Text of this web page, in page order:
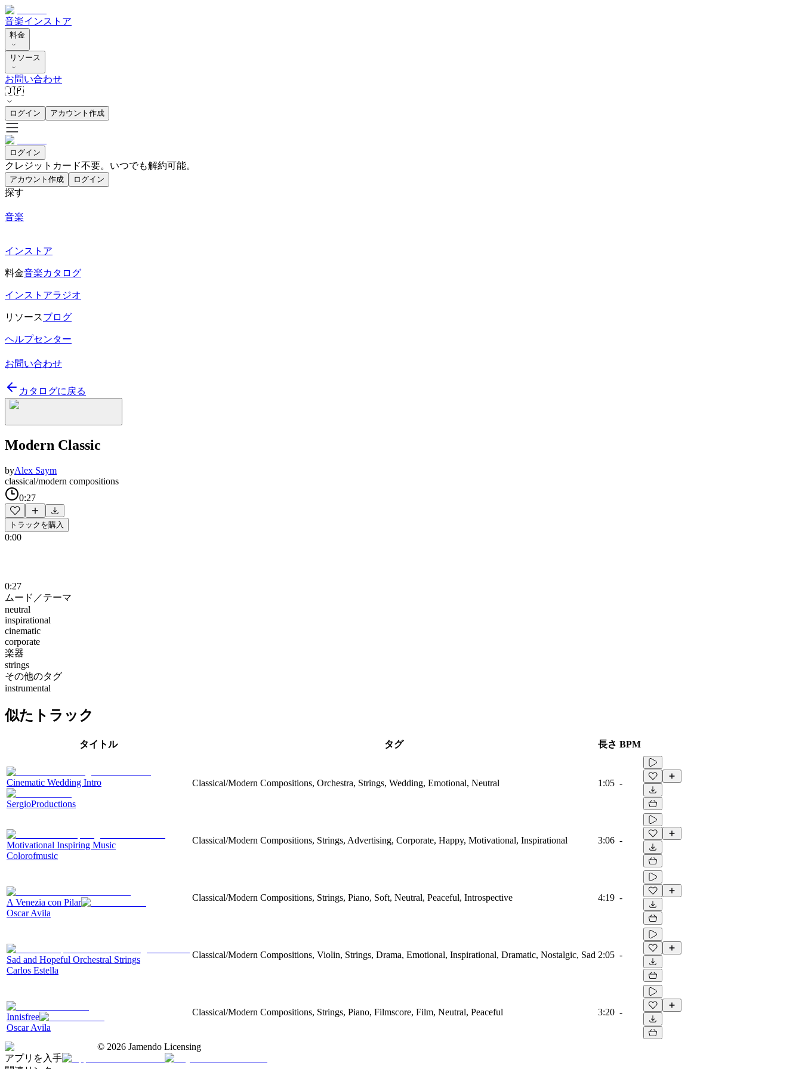
音楽インストア
料金
リソース
お問い合わせ
🇯🇵
ログイン アカウント作成
ログイン
クレジットカード不要。いつでも解約可能。
アカウント作成 ログイン
探す
音楽
インストア
料金音楽カタログ
インストアラジオ
リソースブログ
ヘルプセンター
お問い合わせ
カタログに戻る
Modern Classic
byAlex Saym
classical/modern compositions
0:27
トラックを購入
0:00
0:27
ムード／テーマ
neutral
inspirational
cinematic
corporate
楽器
strings
その他のタグ
instrumental
似たトラック
タイトル タグ 長さ BPM
Cinematic Wedding Intro
SergioProductions
Classical/Modern Compositions, Orchestra, Strings, Wedding, Emotional, Neutral 1:05 -
Motivational Inspiring Music
Colorofmusic
Classical/Modern Compositions, Strings, Advertising, Corporate, Happy, Motivational, Inspirational 3:06 -
A Venezia con Pilar
Oscar Avila
Classical/Modern Compositions, Strings, Piano, Soft, Neutral, Peaceful, Introspective 4:19 -
Sad and Hopeful Orchestral Strings
Carlos Estella
Classical/Modern Compositions, Violin, Strings, Drama, Emotional, Inspirational, Dramatic, Nostalgic, Sad 2:05 -
Innisfree
Oscar Avila
Classical/Modern Compositions, Strings, Piano, Filmscore, Film, Neutral, Peaceful 3:20 -
© 2026 Jamendo Licensing
アプリを入手